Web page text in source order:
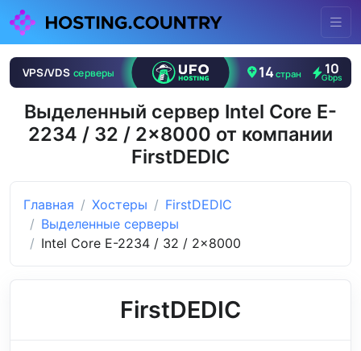
Выделенный сервер Intel Core E-
2234 / 32 / 2x8000 от компании
FirstDEDIC
Главная Хостеры
FirstDEDIC
Выделенные серверы
Intel Core E-2234 / 32 / 2x8000
FirstDEDIC